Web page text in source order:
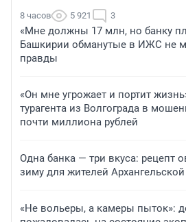
8 часов 5 921 3
«Мне должны 17 млн, но банку
Башкирии обманутые в ИЖС не
правды
«Он мне угрожает и портит
турагента из Волгограда в
почти миллиона рублей
Одна банка — три вкуса: рецепт
зиму для жителей
«Не вольеры, а камеры пыток»: